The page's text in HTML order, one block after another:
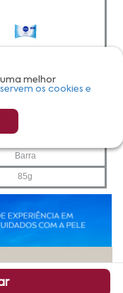
melhor
os cookies e